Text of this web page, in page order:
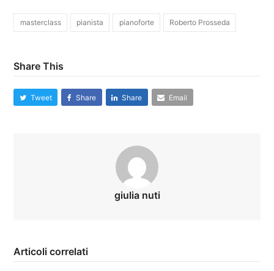
masterclass pianista pianoforte Roberto Prosseda
Share This
Tweet Share Share Email
giulia nuti
Articoli correlati